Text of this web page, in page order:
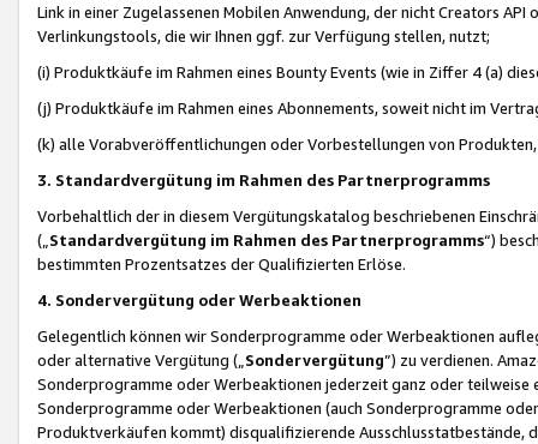
Link in einer Zugelassenen Mobilen Anwendung, der nicht Creators
Verlinkungstools, die wir Ihnen ggf. zur Verfügung stellen, nutzt;
(i) Produktkäufe im Rahmen eines Bounty Events (wie in Ziffer 4 (a)
(j) Produktkäufe im Rahmen eines Abonnements, soweit nicht im
(k) alle Vorabveröffentlichungen oder Vorbestellungen von
3. Standardvergütung im Rahmen des Partnerprogramms
Vorbehaltlich der in diesem Vergütungskatalog beschriebenen
(„ Standardvergütung im Rahmen des Partnerprogramms“)
bestimmten Prozentsatzes der Qualifizierten Erlöse.
4. Sondervergütung oder Werbeaktionen
Gelegentlich können wir Sonderprogramme oder Werbeaktionen
oder alternative Vergütung („ Sondervergütung”) zu verdienen.
Sonderprogramme oder Werbeaktionen jederzeit ganz oder
Sonderprogramme oder Werbeaktionen (auch Sonderprogramme
Produktverkäufen kommt) disqualifizierende Ausschlusstatbestände,